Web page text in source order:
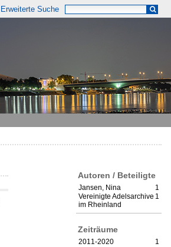
Erweiterte Suche
Autoren / Beteiligte
1
Jansen, Nina
1
Vereinigte Adelsarchive
im Rheinland
Zeiträume
1
2011-2020